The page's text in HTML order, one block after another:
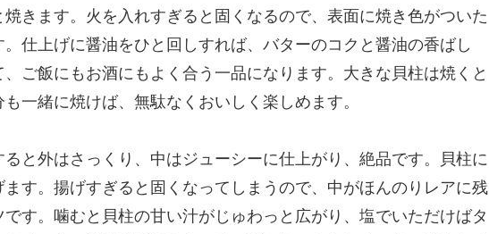
きます。火を入れすぎると固くなるので、表面に焼き色がついた
仕上げに醤油をひと回しすれば、バターのコクと醤油の香ばし
ご飯にもお酒にもよく合う一品になります。大きな貝柱は焼くと
一緒に焼けば、無駄なくおいしく楽しめます。
と外はさっくり、中はジューシーに仕上がり、絶品です。貝柱に
す。揚げすぎると固くなってしまうので、中がほんのりレアに残
す。噛むと貝柱の甘い汁がじゅわっと広がり、塩でいただけばタ